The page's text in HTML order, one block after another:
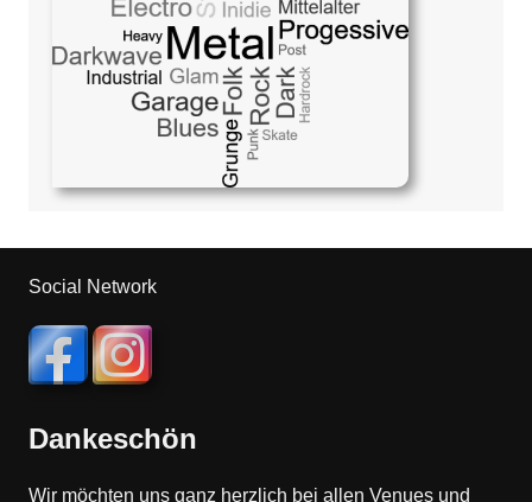
Social Network
Dankeschön
Wir möchten uns ganz herzlich bei allen Venues und